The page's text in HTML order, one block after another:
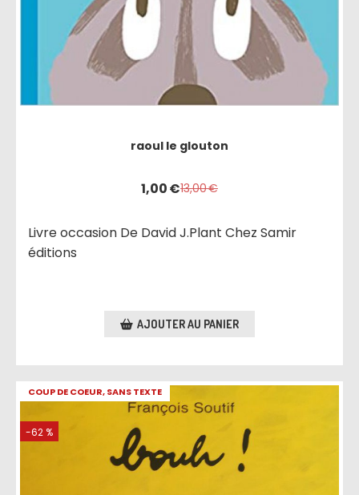
raoul le glouton
1,00€13,00€
Livre occasion De David J.Plant Chez Samir
éditions
AJOUTER AU PANIER
COUP DE COEUR, SANS TEXTE
-62 %